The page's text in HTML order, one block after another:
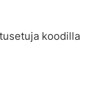
koodilla